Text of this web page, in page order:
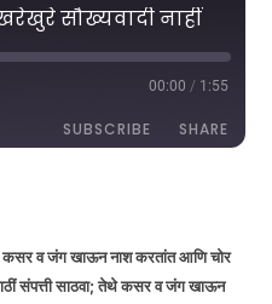
सौख्यवादी नाहीं
00:00 / 1:55
SUBSCRIBE SHARE
कसर व जंग खाऊन नाश करतांत आणि चोर
संपत्ती साठवा; तेथे कसर व जंग खाऊन